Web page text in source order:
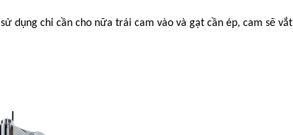
dụng chỉ cần cho nữa trái cam vào và gạt cần ép, cam sẽ vắt